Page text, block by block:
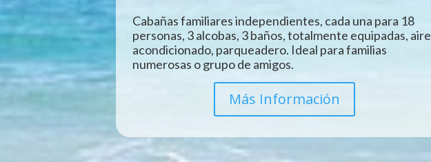
Cabañas familiares independientes, cada una para 18
personas, 3 alcobas, 3 baños, totalmente equipadas, aire
acondicionado, parqueadero. Ideal para familias
numerosas o grupo de amigos.
Más Información